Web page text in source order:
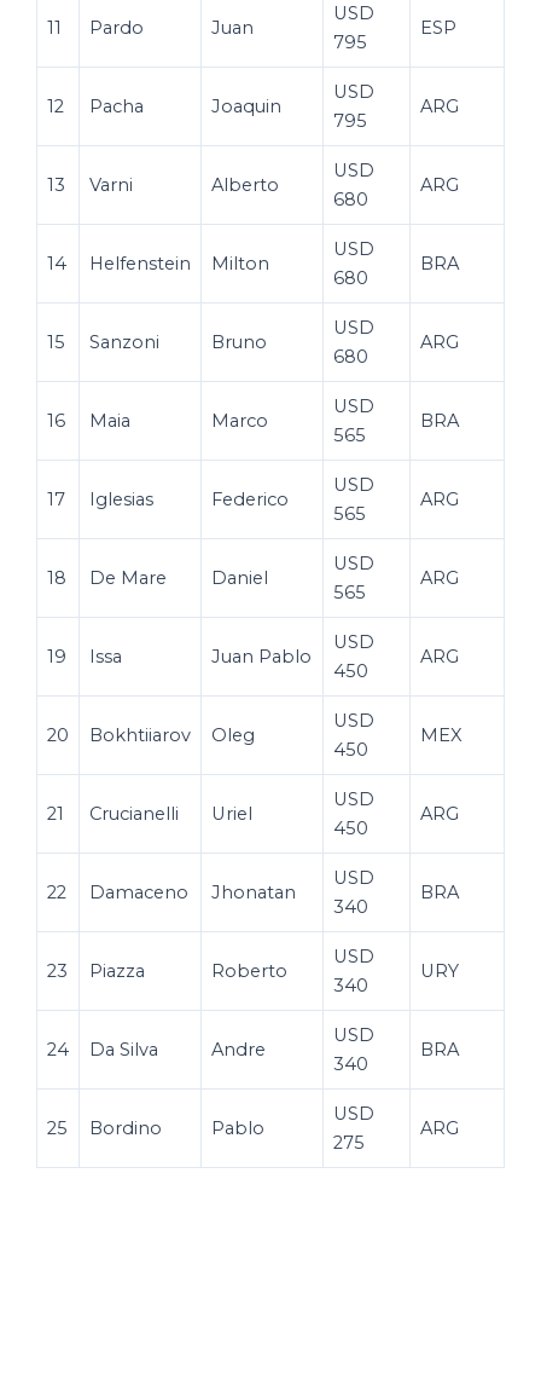
11 Pardo Juan
USD
795
ESP
12 Pacha Joaquin
USD
795
ARG
13 Varni Alberto
USD
680
ARG
14 Helfenstein Milton
USD
680
BRA
15 Sanzoni Bruno
USD
680
ARG
16 Maia Marco
USD
565
BRA
17 Iglesias Federico
USD
565
ARG
18 De Mare Daniel
USD
565
ARG
19 Issa Juan Pablo
USD
450
ARG
20 Bokhtiiarov Oleg
USD
450
MEX
21 Crucianelli Uriel
USD
450
ARG
22 Damaceno Jhonatan
USD
340
BRA
23 Piazza Roberto
USD
340
URY
24 Da Silva Andre
USD
340
BRA
25 Bordino Pablo
USD
275
ARG